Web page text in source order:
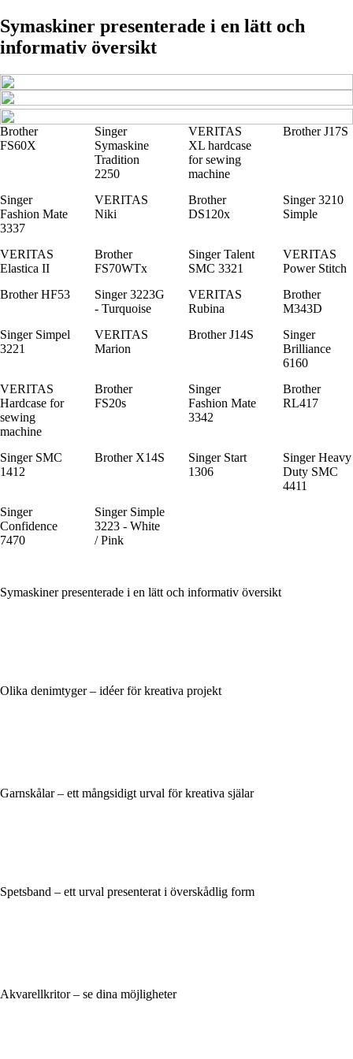
Symaskiner presenterade i en lätt och
informativ översikt
Brother
FS60X
Singer
Symaskine
Tradition
2250
VERITAS
XL hardcase
for sewing
machine
Brother J17S
Singer
Fashion Mate
3337
VERITAS
Niki
Brother
DS120x
Singer 3210
Simple
VERITAS
Elastica II
Brother
FS70WTx
Singer Talent
SMC 3321
VERITAS
Power Stitch
Brother HF53
Singer 3223G
- Turquoise
VERITAS
Rubina
Brother
M343D
Singer Simpel
3221
VERITAS
Marion
Brother J14S
Singer
Brilliance
6160
VERITAS
Hardcase for
sewing
machine
Brother
FS20s
Singer
Fashion Mate
3342
Brother
RL417
Singer SMC
1412
Brother X14S
Singer Start
1306
Singer Heavy
Duty SMC
4411
Singer
Confidence
7470
Singer Simple
3223 - White
/ Pink
Symaskiner presenterade i en lätt och informativ översikt
Olika denimtyger – idéer för kreativa projekt
Garnskålar – ett mångsidigt urval för kreativa själar
Spetsband – ett urval presenterat i överskådlig form
Akvarellkritor – se dina möjligheter